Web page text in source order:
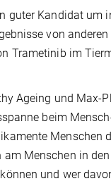
guter Kandidat um
von
Trametinib im
Ageing und Max-
beim
Menschen
Menschen in
und wer